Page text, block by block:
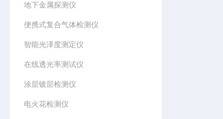
地下金属探测仪
便携式复合气体检测仪
智能光泽度测定仪
在线透光率测试仪
涂层镀层检测仪
电火花检测仪